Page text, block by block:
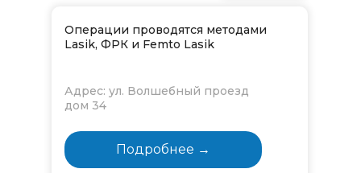
Операции проводятся методами
Lasik, ФРК и Femto Lasik
Подробнее →
Адрес: ул. Волшебный проезд
дом 34